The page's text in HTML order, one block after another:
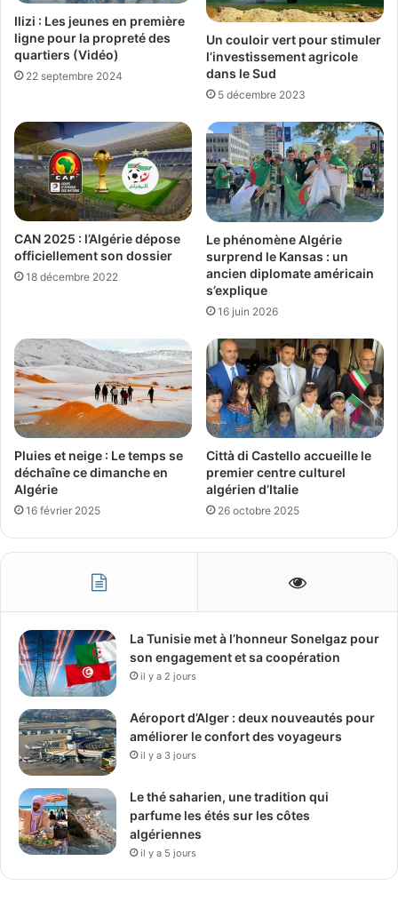
Ilizi : Les jeunes en première
ligne pour la propreté des
quartiers (Vidéo)
22 septembre 2024
Un couloir vert pour stimuler
l’investissement agricole
dans le Sud
5 décembre 2023
CAN 2025 : l’Algérie dépose
officiellement son dossier
18 décembre 2022
Le phénomène Algérie
surprend le Kansas : un
ancien diplomate américain
s’explique
16 juin 2026
Pluies et neige : Le temps se
déchaîne ce dimanche en
Algérie
16 février 2025
Città di Castello accueille le
premier centre culturel
algérien d’Italie
26 octobre 2025
La Tunisie met à l’honneur Sonelgaz pour
son engagement et sa coopération
il y a 2 jours
Aéroport d’Alger : deux nouveautés pour
améliorer le confort des voyageurs
il y a 3 jours
Le thé saharien, une tradition qui
parfume les étés sur les côtes
algériennes
il y a 5 jours